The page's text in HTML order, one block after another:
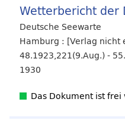
Das Dokument ist frei
Wetterbericht der
Deutsche Seewarte
Hamburg : [Verlag nicht
48.1923,221(9.Aug.) -
1930